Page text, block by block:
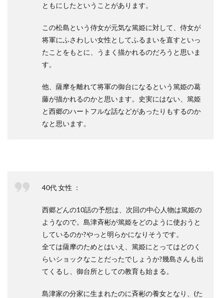
ともにしたということがあります。
この松島という侍女が元気な篤姫に対して、侍女が
将軍にふさわしい女性としてふるまいを直すといっ
たことをもとに、うまく描かれるのだろうと思いま
す。
他、薩摩を離れて将軍の御台になるという篤姫の葛
藤が描かれるのかと思います。史実にはない、篤姫
と西郷のハートフルな話などがあったりもするのか
なと思います。
40代 女性 ：
西郷どんの10話の予想は、次回の中心人物は篤姫の
ようなので。島津斉彬が篤姫をどのように使おうと
しているのか?やっと明らかになりそうです。
全ては薩摩のためとはいえ、篤姫にとってはどのく
らいショックなことだったでしょうか?幾島さんも出
てくるし、御台所としての教育も始まる。
島津家の分家に生まれたのに斉彬の養女となり、(た